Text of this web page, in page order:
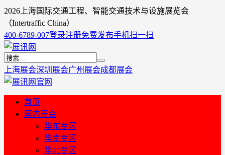
2026上海国际交通工程、智能交通技术与设施展览会
（Intertraffic China）
400-6789-007登录注册免费发布手机扫一扫
上海展会深圳展会广州展会成都展会
首页
国内展会
华东专区
华南专区
华北专区